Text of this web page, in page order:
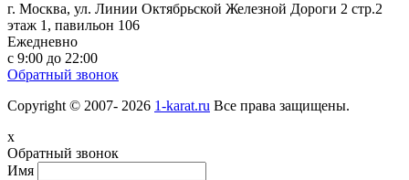
г. Москва, ул. Линии Октябрьской Железной Дороги 2 стр.2
этаж 1, павильон 106
Ежедневно
с 9:00 до 22:00
Обратный звонок
Copyright © 2007- 2026 1-karat.ru Все права защищены.
x
Обратный звонок
Имя